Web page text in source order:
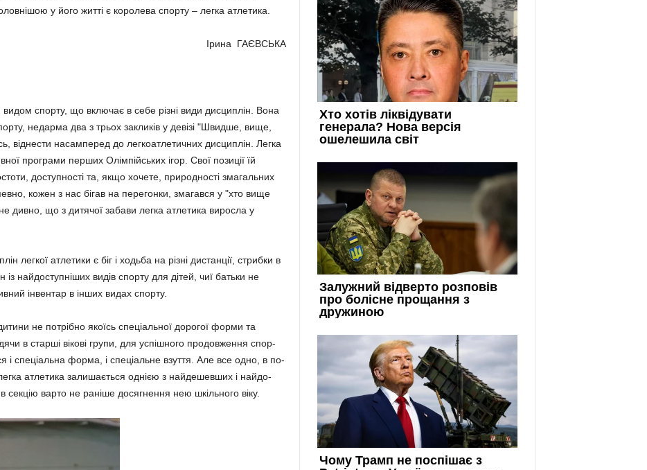
у його житті є королева спорту – легка атлетика.
Ірина ГАЄВСЬКА
спорту, що включає в себе різні види дисциплін. Вона
недарма два з трьох закликів у девізі "Швидше, вище,
насамперед до легкоатле­тичних дисциплін. Легка
програми перших Олім­пійських ігор. Свої позиції їй
доступності та, якщо хочете, природності зма­гальних
кожен з нас бігав на перегонки, змагався у "хто вище
дивно, що з дитячої забави легка атлетика виросла у
легкої атлетики є біг і ходьба на різні дистанції, стрибки в
найдоступніших видів спорту для дітей, чиї батьки не
інвентар в інших видах спорту.
не потрібно якоїсь спеціальної дорогої форми та
в старші вікові групи, для успішного продовження спор­
і спеціальна форма, і спе­ці­альне взуття. Але все одно, в по­
атлетика залишається однією з найдешевших і найдо­
секцію варто не раніше досяг­нення нею шкільного віку.